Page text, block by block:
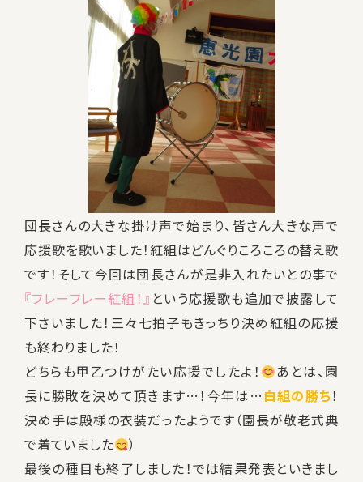
団長さんの大きな掛け声で始まり、皆さん大きな声で
応援歌を歌いました！紅組はどんぐりころころの替え歌
です！そして今回は団長さんが是非入れたいとの事で
『フレーフレー紅組！』 という応援歌も追加で披露して
下さいました！三々七拍子もきっちり決め紅組の応援
も終わりました！
どちらも甲乙つけがたい応援でしたよ！
あとは、園
長に勝敗を決めて頂きます…！今年は… 白組の勝ち！
決め手は殿様の衣装だったようです（園長が敬老式典
で着ていました
）
最後の種目も終了しました！では結果発表といきまし